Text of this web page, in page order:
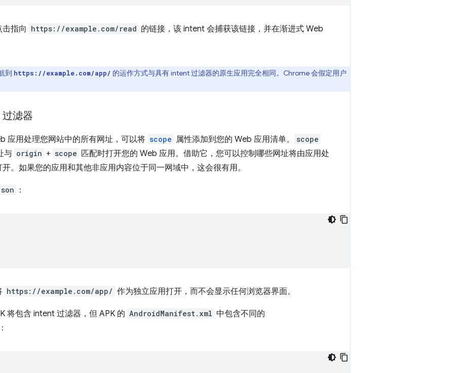
指向 https://example.com/read 的链接，该 intent 会捕获该链接，并在渐进式 Web
到 https://example.com/app/ 的运作方式与具有 intent 过滤器的原生应用完全相同。Chrome 会假定用户
滤器
应用处理您网站中的所有网址，可以将 scope 属性添加到您的 Web 应用清单。 scope
与 origin + scope 匹配时打开您的 Web 应用。借助它，您可以控制哪些网址将由应用处
。如果您的应用和其他非应用内容位于同一网域中，这会很有用。
：
https://example.com/app/ 作为独立应用打开，而不会显示任何浏览器界面。
将包含 intent 过滤器，但 APK 的 AndroidManifest.xml 中包含不同的